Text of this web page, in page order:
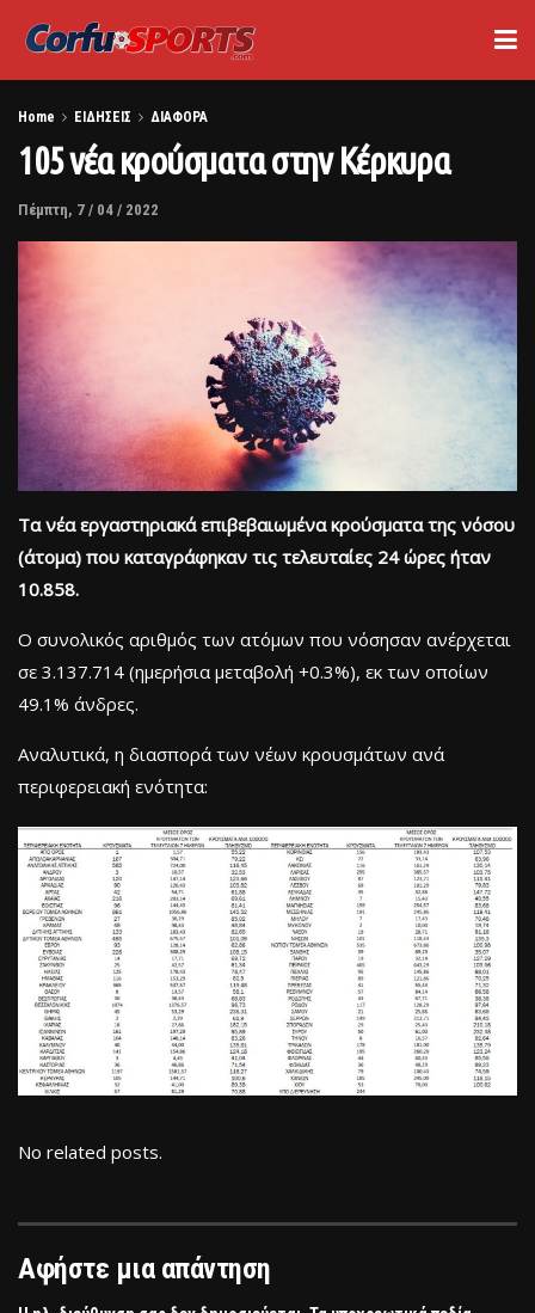
Home ΕΙΔΗΣΕΙΣ ΔΙΑΦΟΡΑ
105 νέα κρούσματα στην Κέρκυρα
Πέμπτη, 7 / 04 / 2022
Τα νέα εργαστηριακά επιβεβαιωμένα κρούσματα της νόσου
(άτομα) που καταγράφηκαν τις τελευταίες 24 ώρες ήταν
10.858.
Ο συνολικός αριθμός των ατόμων που νόσησαν ανέρχεται
σε 3.137.714 (ημερήσια μεταβολή +0.3%), εκ των οποίων
49.1% άνδρες.
Αναλυτικά, η διασπορά των νέων κρουσμάτων ανά
περιφερειακή ενότητα:
No related posts.
Αφήστε μια απάντηση